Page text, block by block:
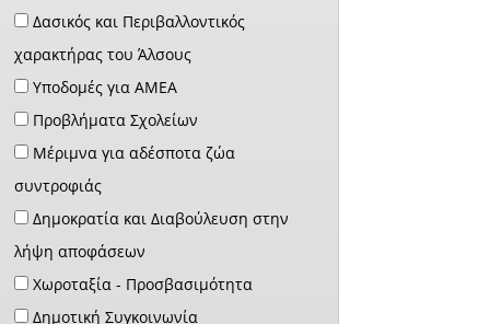
Δασικός και Περιβαλλοντικός
χαρακτήρας του Άλσους
Υποδομές για ΑΜΕΑ
Προβλήματα Σχολείων
Μέριμνα για αδέσποτα ζώα
συντροφιάς
Δημοκρατία και Διαβούλευση στην
λήψη αποφάσεων
Χωροταξία - Προσβασιμότητα
Δημοτική Συγκοινωνία